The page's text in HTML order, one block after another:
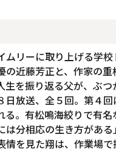
リーに取り上げる学
近藤芳正と、作家の
を振り返る父が、ぶ
放送、全５回。第４
。有松鳴海絞りで有
分相応の生き方があ
を見た翔は、作業場